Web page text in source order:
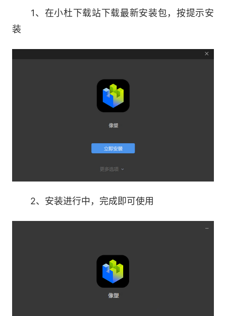
3、影视动画制作
在影视动画制作中，像塑可以用于创建角色模
能，制作人员可以制作出逼真的角色模型和生动的
场景道具，为影视作品提供高质量的视觉特效。
4、虚拟展示与广告
像塑还可以用于虚拟展示和广告制作。通过软
件中的三维建模和渲染功能，设计师可以创建出逼
真的虚拟场景和产品模型，用于线上展示和广告宣
传，提高产品的吸引力和市场竞争力。
在教育领域，像塑可以作为三维建模和雕塑教
学的辅助工具。通过软件中的教学功能和示例模
型，学生可以学习三维建模和雕塑的基本知识和技
1、在小杜下载站下载最新安装包，按提示安
装
2、安装进行中，完成即可使用